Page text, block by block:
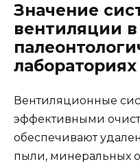
Значение
вентиляции в
лабораториях
Вентиляционные
эффективными
обеспечивают
пыли, минеральных